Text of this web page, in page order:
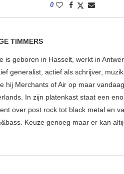
0
TIMMERS
is geboren in Hasselt, werkt in
generalist, actief als schrijver,
hij Merchants of Air op maar
In zijn platenkast staat een
over post rock tot black metal en
Keuze genoeg maar er kan